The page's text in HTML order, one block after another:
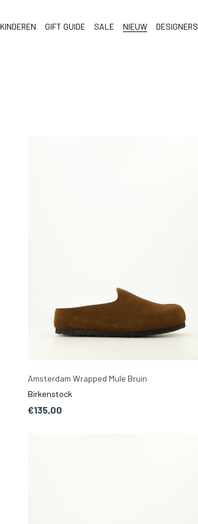
KINDEREN GIFT GUIDE SALE NIEUW DESIGNERS
Amsterdam Wrapped Mule Bruin
Birkenstock
€135,00